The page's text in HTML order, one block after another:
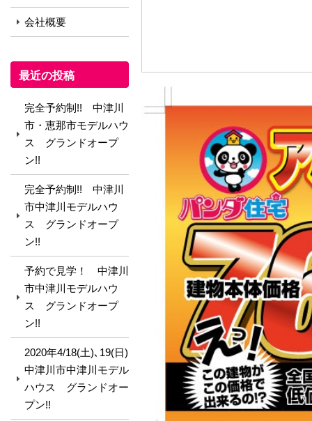
会社概要
最近の投稿
完全予約制!! 中津川
市・恵那市モデルハウ
ス グランドオープ
ン!!
完全予約制!! 中津川
市中津川モデルハウ
ス グランドオープ
ン!!
予約で見学！ 中津川
市中津川モデルハウ
ス グランドオープ
ン!!
2020年4/18(土)､19(日)
中津川市中津川モデル
ハウス グランドオー
プン!!